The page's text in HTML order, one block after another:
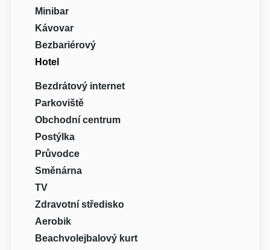
Minibar
Kávovar
Bezbariérový
Hotel
Bezdrátový internet
Parkoviště
Obchodní centrum
Postýlka
Průvodce
Směnárna
TV
Zdravotní středisko
Aerobik
Beachvolejbalový kurt